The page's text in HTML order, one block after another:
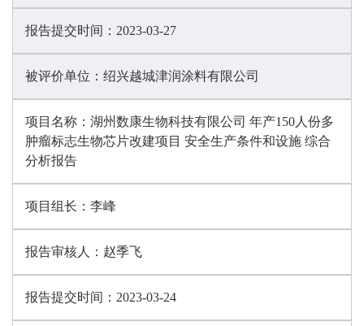
报告提交时间： 2023-03-27
被评价单位： 绍兴越城津润涂料有限公司
项目名称： 湖州数康生物科技有限公司 年产150人份多
肿瘤标志生物芯片改建项目 安全生产条件和设施 综合
分析报告
项目组长： 李峰
报告审核人： 赵季飞
报告提交时间： 2023-03-24